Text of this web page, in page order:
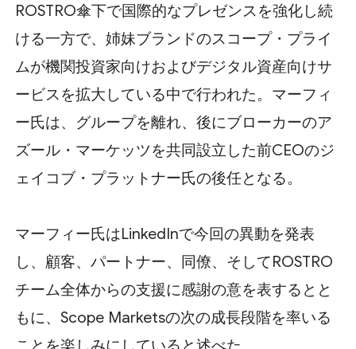
ROSTRO傘下で国際的なプレゼンスを強化し続
ける一方で、姉妹ブランドのスコープ・プライ
ムが機関投資家向けおよびデジタル資産向けサ
ービスを拡大している中で行われた。マーフィ
ー氏は、グループを離れ、後にブローカーのア
ズール・マーケッツを共同設立した前CEOのジ
ェイコブ・プラットナー氏の後任となる。
マーフィー氏はLinkedInで今回の異動を発表
し、顧客、パートナー、同僚、そしてROSTRO
チーム全体からの支援に感謝の意を表するとと
もに、Scope Marketsの次の成長段階を率いる